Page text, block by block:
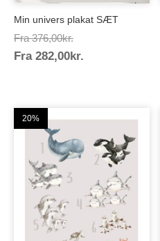
Min univers plakat SÆT
Fra 376,00kr.Prisinterval:
376,00kr.
Fra 282,00kr.
20%